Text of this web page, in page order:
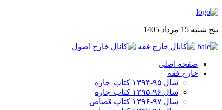
پنج شنبه 15 مرداد 1405
صفحه اصلی
خارج فقه
سال ۹۵-۱۳۹۴ کتاب اجاره
سال ۹۶-۱۳۹۵ کتاب اجاره
سال ۹۷-۱۳۹۶ کتاب قصاص